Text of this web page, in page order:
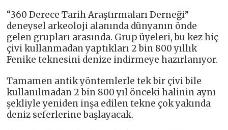
“360 Derece Tarih Araştırmaları Derneği”
deneysel arkeoloji alanında dünyanın önde
gelen grupları arasında. Grup üyeleri, bu kez hiç
çivi kullanmadan yaptıkları 2 bin 800 yıllık
Fenike teknesini denize indirmeye hazırlanıyor.
Tamamen antik yöntemlerle tek bir çivi bile
kullanılmadan 2 bin 800 yıl önceki halinin aynı
şekliyle yeniden inşa edilen tekne çok yakında
deniz seferlerine başlayacak.